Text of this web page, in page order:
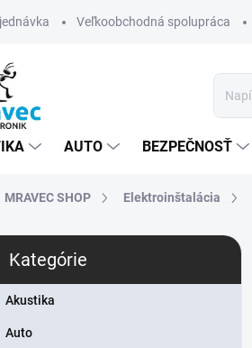
Veľkoobchodná spolupráca
AUTO BEZPEČNOSŤ
MRAVEC SHOP Elektroinštalácia
Kategórie
Akustika
Auto